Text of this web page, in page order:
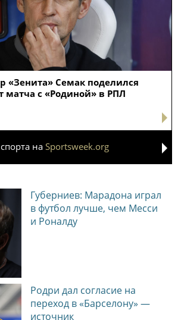
«Зенита» Семак поделился
с «Родиной» в РПЛ
наSportsweek.org
Губерниев: Марадона играл
в футбол лучше, чем Месси
и Роналду
Родри дал согласие на
переход в «Барселону» —
источник